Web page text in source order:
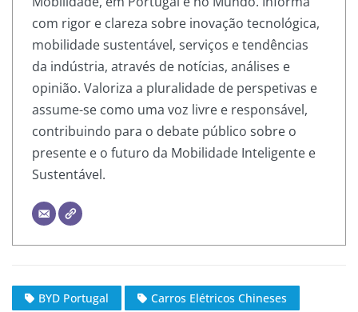
com rigor e clareza sobre inovação tecnológica,
mobilidade sustentável, serviços e tendências
da indústria, através de notícias, análises e
opinião. Valoriza a pluralidade de perspetivas e
assume-se como uma voz livre e responsável,
contribuindo para o debate público sobre o
presente e o futuro da Mobilidade Inteligente e
Sustentável.
BYD Portugal
Carros Elétricos Chineses